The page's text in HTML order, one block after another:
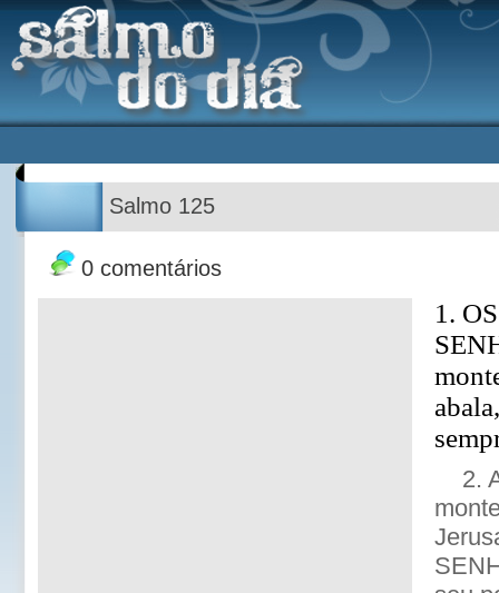
Salmo 125
0 comentários
1.
2.